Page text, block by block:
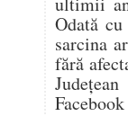
Odată
sarcina
fără